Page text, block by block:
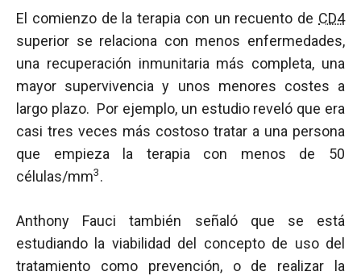
El comienzo de la terapia con un recuento de CD4
superior se relaciona con menos enfermedades,
una recuperación inmunitaria más completa, una
mayor supervivencia y unos menores costes a
largo plazo. Por ejemplo, un estudio reveló que era
casi tres veces más costoso tratar a una persona
que empieza la terapia con menos de 50
células/mm3.
Anthony Fauci también señaló que se está
estudiando la viabilidad del concepto de uso del
tratamiento como prevención, o de realizar la